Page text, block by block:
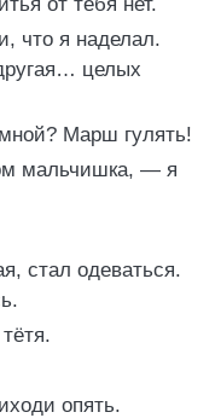
что я наделал.
целых
Марш гулять!
мальчишка, — я
стал одеваться.
опять.